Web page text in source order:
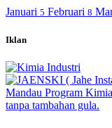
Januari 5 Februari 8
Iklan